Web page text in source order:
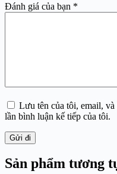
Đánh giá của bạn *
Lưu tên của tôi, email,
lần bình luận kế tiếp của tôi.
Gửi đi
Sản phẩm tương